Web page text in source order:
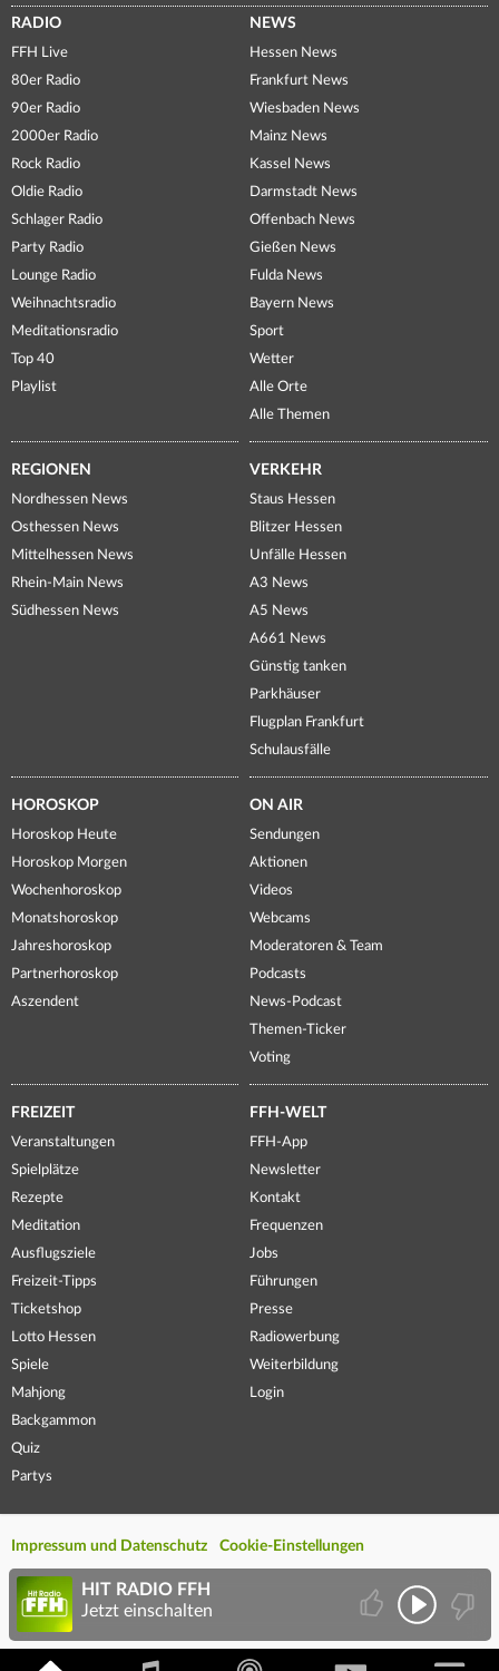
RADIO
FFH Live
80er Radio
90er Radio
2000er Radio
Rock Radio
Oldie Radio
Schlager Radio
Party Radio
Lounge Radio
Weihnachtsradio
Meditationsradio
Top 40
Playlist
NEWS
Hessen News
Frankfurt News
Wiesbaden News
Mainz News
Kassel News
Darmstadt News
Offenbach News
Gießen News
Fulda News
Bayern News
Sport
Wetter
Alle Orte
Alle Themen
REGIONEN
Nordhessen News
Osthessen News
Mittelhessen News
Rhein-Main News
Südhessen News
VERKEHR
Staus Hessen
Blitzer Hessen
Unfälle Hessen
A3 News
A5 News
A661 News
Günstig tanken
Parkhäuser
Flugplan Frankfurt
Schulausfälle
HOROSKOP
Horoskop Heute
Horoskop Morgen
Wochenhoroskop
Monatshoroskop
Jahreshoroskop
Partnerhoroskop
Aszendent
ON AIR
Sendungen
Aktionen
Videos
Webcams
Moderatoren & Team
Podcasts
News-Podcast
Themen-Ticker
Voting
FREIZEIT
Veranstaltungen
Spielplätze
Rezepte
Meditation
Ausflugsziele
Freizeit-Tipps
Ticketshop
Lotto Hessen
Spiele
Mahjong
Backgammon
Quiz
Partys
FFH-WELT
FFH-App
Newsletter
Kontakt
Frequenzen
Jobs
Führungen
Presse
Radiowerbung
Weiterbildung
Login
Impressum und Datenschutz Cookie-Einstellungen
HIT RADIO FFH
Jetzt einschalten